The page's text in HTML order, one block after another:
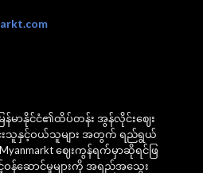
န်မာနိုင်ငံ၏ထိပ်တန်း အွန်လိုင်းဈေး
င်းသူနှင့်ဝယ်သူများ အတွက် ရည်ရွယ်
ဈေးကွန်ရက်မှာဆိုရင်ဖြ
န်ဆောင်မှုများကို အရည်အသွေး